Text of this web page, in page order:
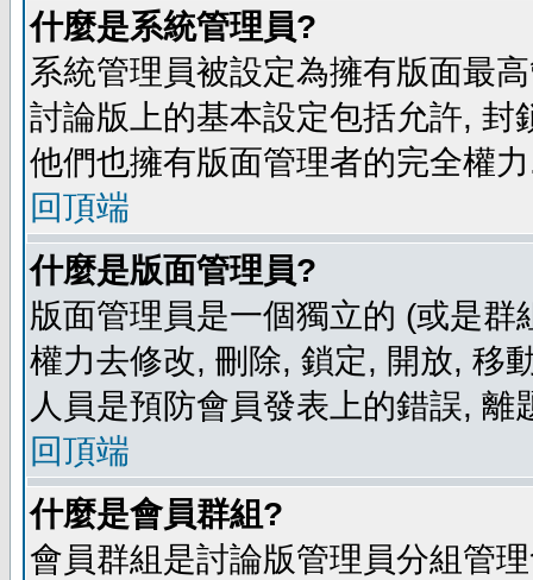
什麼是系統管理員?
系統管理員被設定為擁有版面最
討論版上的基本設定包括允許,
他們也擁有版面管理者的完全權
回頂端
什麼是版面管理員?
版面管理員是一個獨立的 (或是
權力去修改, 刪除, 鎖定, 開放, 移
人員是預防會員發表上的錯誤, 離
回頂端
什麼是會員群組?
會員群組是討論版管理員分組管